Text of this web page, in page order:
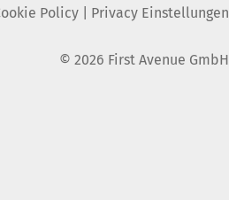
Policy| Privacy Einstellungen
© 2026 First Avenue GmbH